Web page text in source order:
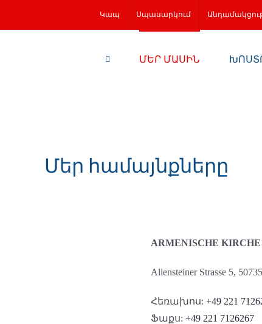
Կապ Սպասարկում
ՄԵՐ ՄԱՍԻՆ
Մեր համայնքները
ARMENISCHE
Allensteiner Strasse 5,
Հեռախոս: +49 221
Ֆաքս: +49 221 7126267